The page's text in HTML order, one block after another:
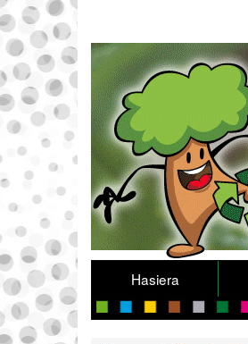
Hasiera